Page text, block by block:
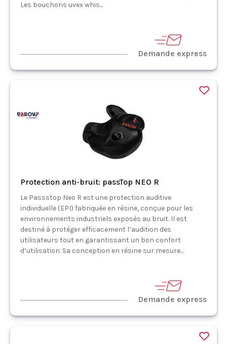
Les bouchons uvex whis...
Demande express
Protection anti-bruit: passTop NEO R
Le Passstop Neo R est une protection auditive
individuelle (EPI) fabriquée en résine, conçue pour les
environnements industriels exposés au bruit. Il est
destiné à protéger efficacement l’audition des
utilisateurs tout en garantissant un bon confort
d’utilisation. Sa conception en résine sur mesure...
Demande express